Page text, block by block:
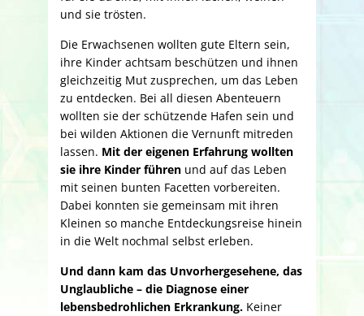
und sie trösten.
Die Erwachsenen wollten gute Eltern sein,
ihre Kinder achtsam beschützen und ihnen
gleichzeitig Mut zusprechen, um das Leben
zu entdecken. Bei all diesen Abenteuern
wollten sie der schützende Hafen sein und
bei wilden Aktionen die Vernunft mitreden
lassen. Mit der eigenen Erfahrung wollten
sie ihre Kinder führen und auf das Leben
mit seinen bunten Facetten vorbereiten.
Dabei konnten sie gemeinsam mit ihren
Kleinen so manche Entdeckungsreise hinein
in die Welt nochmal selbst erleben.
Und dann kam das Unvorhergesehene, das
Unglaubliche – die Diagnose einer
lebensbedrohlichen Erkrankung. Keiner